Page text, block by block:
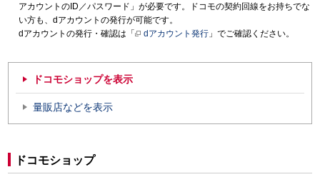
アカウントのID／パスワード」が必要です。ドコモの契約回線をお持ちでな
い方も、dアカウントの発行が可能です。
dアカウントの発行・確認は「
dアカウント発行 」でご確認ください。
ドコモショップを表示
量販店などを表示
ドコモショップ